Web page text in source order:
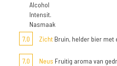
Alcohol
Intensit.
Nasmaak
7,0
Zicht Bruin, helder bier met
7,0 Neus Fruitig aroma van